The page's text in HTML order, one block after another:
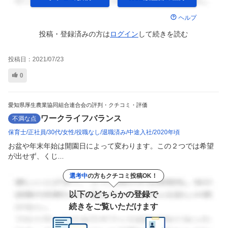
ヘルプ
投稿・登録済みの方はログイン して続きを読む
投稿日： 2021/07/23
0
愛知県厚生農業協同組合連合会の評判・クチコミ・評価
不満な点 ワークライフバランス
保育士 正社員 30代 女性 役職なし 退職済み 中途入社 2020年頃
お盆や年末年始は開園日によって変わります。この２つでは希望
が出せず、くじ...
選考中の方もクチコミ投稿OK！
以下のどちらかの登録で
続きをご覧いただけます